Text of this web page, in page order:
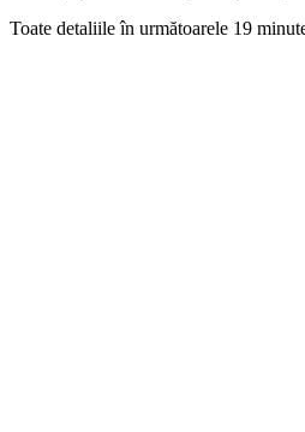
Toate detaliile în următoarele 19